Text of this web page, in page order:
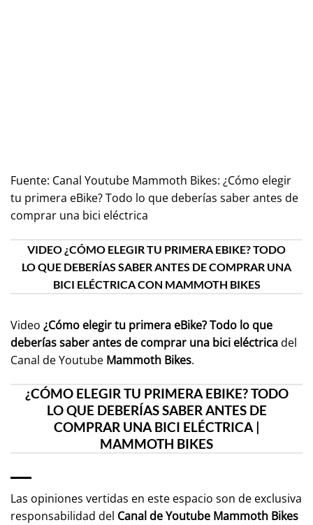
Fuente: Canal Youtube Mammoth Bikes: ¿Cómo elegir
tu primera eBike? Todo lo que deberías saber antes de
comprar una bici eléctrica
VIDEO ¿CÓMO ELEGIR TU PRIMERA EBIKE? TODO
LO QUE DEBERÍAS SABER ANTES DE COMPRAR UNA
BICI ELÉCTRICA CON MAMMOTH BIKES
Video ¿Cómo elegir tu primera eBike? Todo lo que
deberías saber antes de comprar una bici eléctricadel
Canal de Youtube Mammoth Bikes.
¿CÓMO ELEGIR TU PRIMERA EBIKE? TODO
LO QUE DEBERÍAS SABER ANTES DE
COMPRAR UNA BICI ELÉCTRICA |
MAMMOTH BIKES
Las opiniones vertidas en este espacio son de exclusiva
responsabilidad del Canal de Youtube Mammoth Bikes